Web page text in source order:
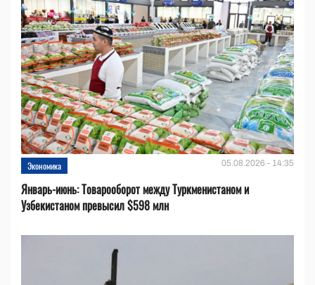
Экономика 05.08.2026 - 14:35
Январь-июнь: Товарооборот между Туркменистаном и
Узбекистаном превысил $598 млн